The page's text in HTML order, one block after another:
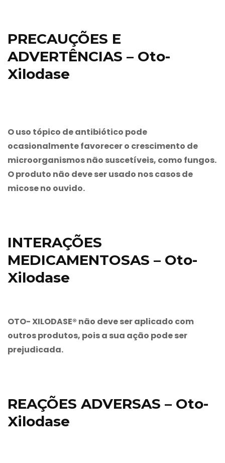
PRECAUÇÕES E
ADVERTÊNCIAS – Oto-
Xilodase
O uso tópico de antibiótico pode
ocasionalmente favorecer o crescimento de
microorganismos não suscetíveis, como fungos.
O produto não deve ser usado nos casos de
micose no ouvido.
INTERAÇÕES
MEDICAMENTOSAS – Oto-
Xilodase
OTO- XILODASE® não deve ser aplicado com
outros produtos, pois a sua ação pode ser
prejudicada.
REAÇÕES ADVERSAS – Oto-
Xilodase